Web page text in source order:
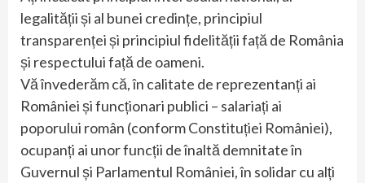
legalității și al bunei credințe, principiul
transparenței și principiul fidelității față de România
și respectului față de oameni.
Vă învederăm că, în calitate de reprezentanți ai
României și funcționari publici – salariați ai
poporului român (conform Constituției României),
ocupanți ai unor funcții de înaltă demnitate în
Guvernul și Parlamentul României, în solidar cu alți